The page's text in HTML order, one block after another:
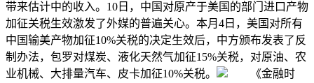
带来估计中的收入。10日，中国对原产于美国的部门进口产物
加征关税生效激发了外媒的普遍关心。本月4日，美国对所有
中国输美产物加征10%关税的决定生效后，中方颁布发表了反
制办法，包罗对煤炭、液化天然气加征15%关税，对原油、农
业机械、大排量汽车、皮卡加征10%关税。
《金融时